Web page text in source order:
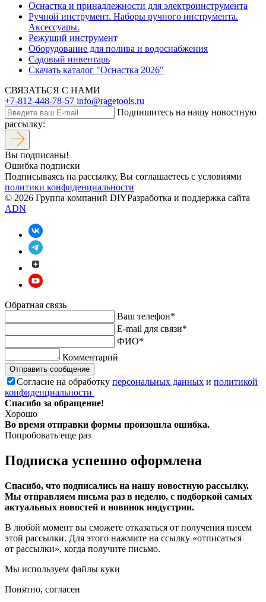
Оснастка и принадлежности для электроинструмента
Ручной инструмент. Наборы ручного инструмента.
Аксессуары.
Режущий инструмент
Оборудование для полива и водоснабжения
Садовый инвентарь
Скачать каталог "Оснастка 2026"
СВЯЗАТЬСЯ С НАМИ
+7-812-448-78-57 info@ragetools.ru
Подпишитесь на нашу новостную
рассылку:
Вы подписаны!
Ошибка подписки
Подписываясь на рассылку, Вы соглашаетесь c условиями
политики конфиденциальности
© 2026 Группа компаний DIYРазработка и поддержка сайта
ADN
Обратная связь
Ваш телефон*
E-mail для связи*
ФИО*
Комментарий
Отправить сообщение
Согласие на обработку персональных данных и политикой
конфиденциальности
Спасибо за обращение!
Хорошо
Во время отправки формы произошла ошибка.
Попробовать еще раз
Подписка успешно оформлена
Спасибо, что подписались на нашу новостную рассылку.
Мы отправляем письма раз в неделю, с подборкой самых
актуальных новостей и новинок индустрии.
В любой момент вы сможете отказаться от получения писем
этой рассылки. Для этого нажмите на ссылку «отписаться
от рассылки», когда получите письмо.
Мы используем файлы куки
Понятно, согласен